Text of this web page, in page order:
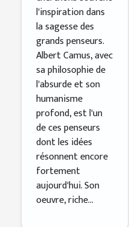
l'inspiration dans
la sagesse des
grands penseurs.
Albert Camus, avec
sa philosophie de
l'absurde et son
humanisme
profond, est l'un
de ces penseurs
dont les idées
résonnent encore
fortement
aujourd'hui. Son
oeuvre, riche...